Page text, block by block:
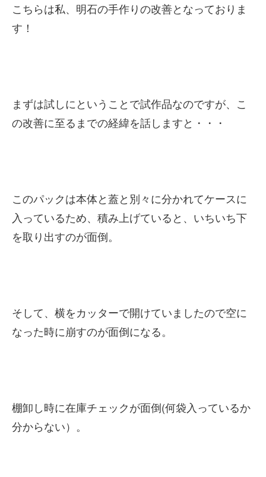
こちらは私、明石の手作りの改善となっておりま
す！
まずは試しにということで試作品なのですが、こ
の改善に至るまでの経緯を話しますと・・・
このパックは本体と蓋と別々に分かれてケースに
入っているため、積み上げていると、いちいち下
を取り出すのが面倒。
そして、横をカッターで開けていましたので空に
なった時に崩すのが面倒になる。
棚卸し時に在庫チェックが面倒(何袋入っているか
分からない）。